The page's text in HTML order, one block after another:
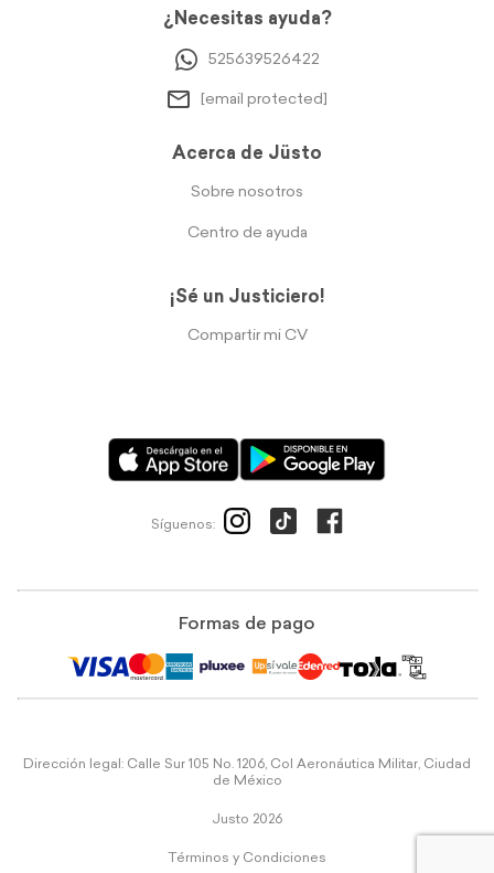
¿Necesitas ayuda?
525639526422
[email protected]
Acerca de Jüsto
Sobre nosotros
Centro de ayuda
¡Sé un Justiciero!
Compartir mi CV
Síguenos:
Formas de pago
Dirección legal: Calle Sur 105 No. 1206, Col Aeronáutica Militar, Ciudad
de México
Justo 2026
Términos y Condiciones